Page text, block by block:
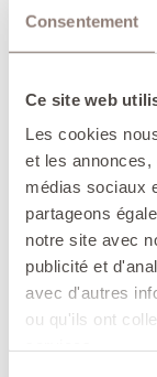
Consentement
Ce site web
Les cookies
et les
médias sociaux
partageons
notre site avec
publicité et
avec d'autres
ou qu'ils ont
- Ne
l’émail
• Pour
pas de
ne tapotez
et ne
l’intérieur
rayer,
Conseils